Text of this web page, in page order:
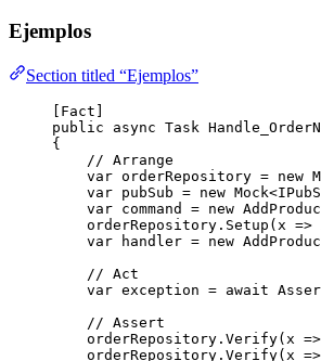
Ejemplos
Section titled “Ejemplos”
[Fact]
public
async Task
{
// Arrange
var orderRepository = new
var pubSub = new
var command = new
orderRepository . Setup (x =>
var handler = new
// Act
var exception = await
// Assert
orderRepository . Verify(x =>
orderRepository . Verify(x =>